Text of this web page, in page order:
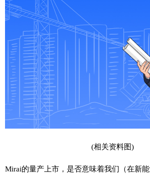
(相关资料图)
Mirai的量产上市，是否意味着我们（在新